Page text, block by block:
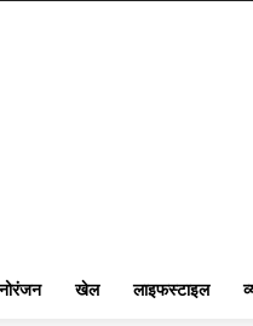
खेल लाइफस्टाइल